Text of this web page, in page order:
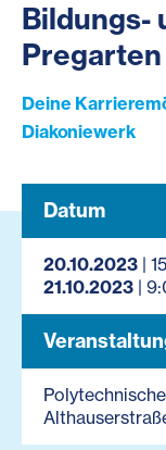
Bildungs-
Pregarten
Deine
Diakoniewerk
Datum
20.10.2023 |
21.10.2023 |